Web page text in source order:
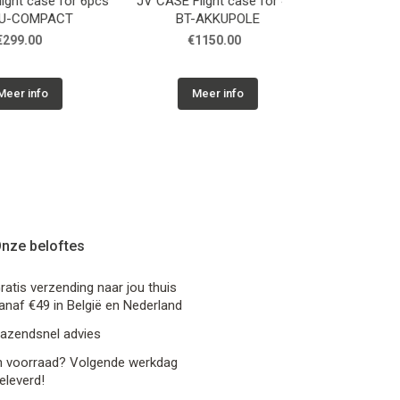
BT-AKKUPOLE
€1150.00
Meer info
beloftes
verzending naar jou thuis
€49 in België en Nederland
advies
voorraad? Volgende werkdag